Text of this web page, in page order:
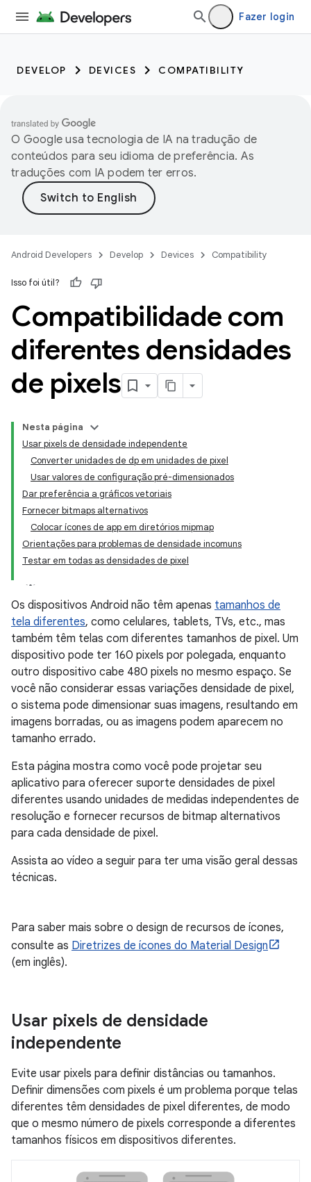
Fazer login
DEVELOP DEVICES COMPATIBILITY
O Google usa tecnologia de IA na tradução de
conteúdos para seu idioma de preferência. As
traduções com IA podem ter erros.
Android Developers Develop Devices Compatibility
Isso foi útil?
Compatibilidade com
diferentes densidades
de pixels
Nesta página
Usar pixels de densidade independente
Converter unidades de dp em unidades de pixel
Usar valores de configuração pré-dimensionados
Dar preferência a gráficos vetoriais
Fornecer bitmaps alternativos
Colocar ícones de app em diretórios mipmap
Orientações para problemas de densidade incomuns
Testar em todas as densidades de pixel
Os dispositivos Android não têm apenas tamanhos de
tela diferentes, como celulares, tablets, TVs, etc., mas
também têm telas com diferentes tamanhos de pixel. Um
dispositivo pode ter 160 pixels por polegada, enquanto
outro dispositivo cabe 480 pixels no mesmo espaço. Se
você não considerar essas variações densidade de pixel,
o sistema pode dimensionar suas imagens, resultando em
imagens borradas, ou as imagens podem aparecem no
tamanho errado.
Esta página mostra como você pode projetar seu
aplicativo para oferecer suporte densidades de pixel
diferentes usando unidades de medidas independentes de
resolução e fornecer recursos de bitmap alternativos
para cada densidade de pixel.
Assista ao vídeo a seguir para ter uma visão geral dessas
técnicas.
Para saber mais sobre o design de recursos de ícones,
consulte as Diretrizes de ícones do Material Design
(em inglês).
Usar pixels de densidade
independente
Evite usar pixels para definir distâncias ou tamanhos.
Definir dimensões com pixels é um problema porque telas
diferentes têm densidades de pixel diferentes, de modo
que o mesmo número de pixels corresponde a diferentes
tamanhos físicos em dispositivos diferentes.